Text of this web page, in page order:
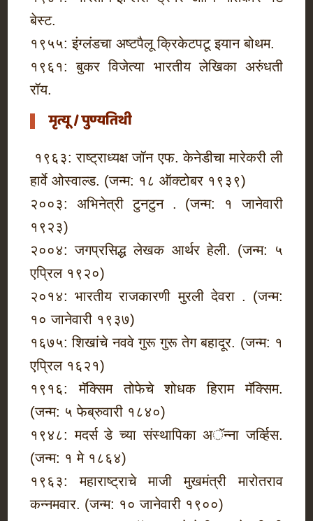
बेस्ट.
१९५५: इंग्लंडचा अष्टपैलू क्रिकेटपटू इयान बोथम.
१९६१: बुकर विजेत्या भारतीय लेखिका अरुंधती
रॉय.
मृत्यू / पुण्यतिथी
१९६३: राष्ट्राध्यक्ष जॉन एफ. केनेडीचा मारेकरी ली
हार्वे ओस्वाल्ड. (जन्म: १८ ऑक्टोबर १९३९)
२००३: अभिनेत्री टुनटुन . (जन्म: १ जानेवारी
१९२३)
२००४: जगप्रसिद्ध लेखक आर्थर हेली. (जन्म: ५
एप्रिल १९२०)
२०१४: भारतीय राजकारणी मुरली देवरा . (जन्म:
१० जानेवारी १९३७)
१६७५: शिखांचे नववे गुरू गुरू तेग बहादूर. (जन्म: १
एप्रिल १६२१)
१९१६: मॅक्सिम तोफेचे शोधक हिराम मॅक्सिम.
(जन्म: ५ फेब्रुवारी १८४०)
१९४८: मदर्स डे च्या संस्थापिका अॅन्ना जर्व्हिस.
(जन्म: १ मे १८६४)
१९६३: महाराष्ट्राचे माजी मुखमंत्री मारोतराव
कन्नमवार. (जन्म: १० जानेवारी १९००)